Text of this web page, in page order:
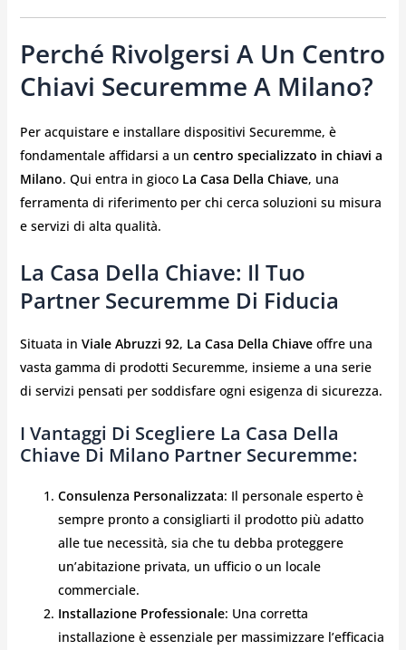
Perché Rivolgersi A Un Centro
Chiavi Securemme A Milano?
Per acquistare e installare dispositivi Securemme, è
fondamentale affidarsi a un centro specializzato in chiavi a
Milano. Qui entra in gioco La Casa Della Chiave, una
ferramenta di riferimento per chi cerca soluzioni su misura
e servizi di alta qualità.
La Casa Della Chiave: Il Tuo
Partner Securemme Di Fiducia
Situata in Viale Abruzzi 92, La Casa Della Chiaveoffre una
vasta gamma di prodotti Securemme, insieme a una serie
di servizi pensati per soddisfare ogni esigenza di sicurezza.
I Vantaggi Di Scegliere La Casa Della
Chiave Di Milano Partner Securemme:
Consulenza Personalizzata: Il personale esperto è
sempre pronto a consigliarti il prodotto più adatto
alle tue necessità, sia che tu debba proteggere
un’abitazione privata, un ufficio o un locale
commerciale.
Installazione Professionale: Una corretta
installazione è essenziale per massimizzare l’efficacia